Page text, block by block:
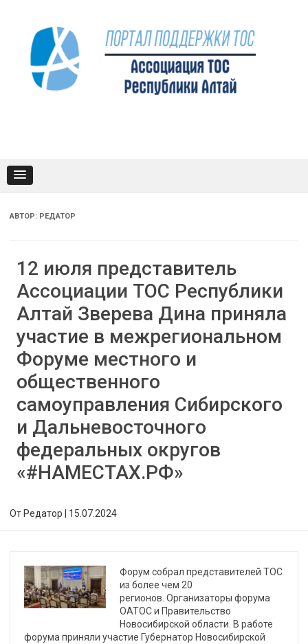
АВТОР: РЕДАТОР
12 июля представитель
Ассоциации ТОС Республики
Алтай Зверева Дина приняла
участие в межрегиональном
Форуме местного и
общественного
самоуправления Сибирского
и Дальневосточного
федеральных округов
«#НАМЕСТАХ.РФ»
От Редатор 15.07.2024
Форум собрал представителей ТОС
из более чем 20
регионов. Организаторы форума
ОАТОС и Правительство
Новосибирской области. В работе
форума приняли участие Губернатор Новосибирской